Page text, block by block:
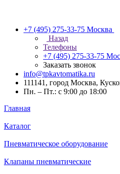
+7 (495) 275-33-75 Москва
Назад
Телефоны
+7 (495) 275-33-75
Заказать звонок
info@tpkavtomatika.ru
111141, город Москва,
Пн. – Пт.: с 9:00 до 18:00
Главная
Каталог
Пневматическое оборудование
Клапаны пневматические